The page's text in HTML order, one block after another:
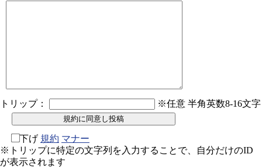
トリップ： ※任意 半角英数8-16文字
下げ 規約 マナー
※トリップに特定の文字列を入力することで、自分だけのID
が表示されます